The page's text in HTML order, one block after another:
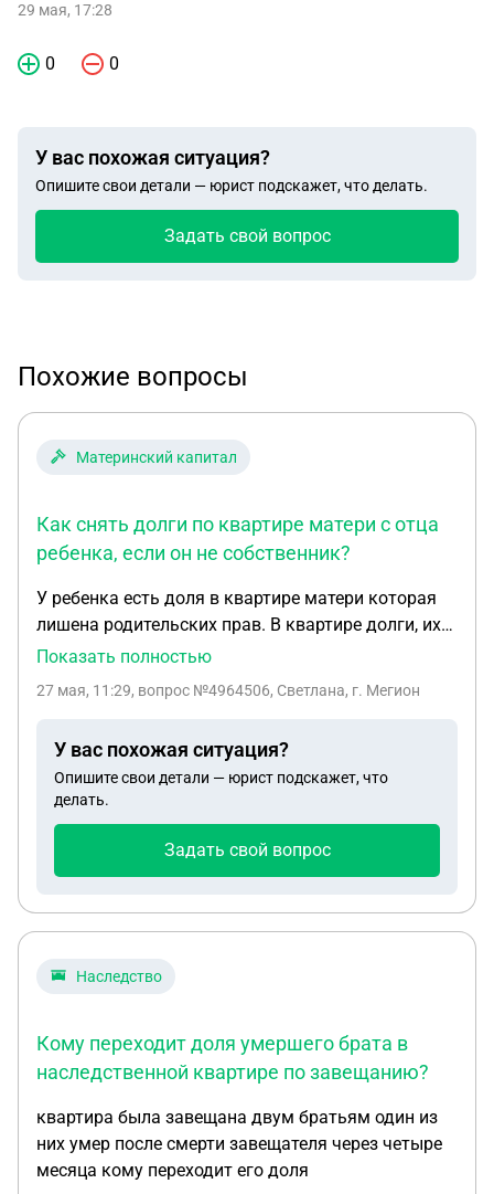
29 мая, 17:28
0 0
У вас похожая ситуация?
Опишите свои детали — юрист подскажет, что делать.
Задать свой вопрос
Похожие вопросы
Материнский капитал
Как снять долги по квартире матери с отца
ребенка, если он не собственник?
У ребенка есть доля в квартире матери которая
лишена родительских прав. В квартире долги, их
вешают на отца ребенка, который в браке не
ее, как снять долги за ребёнка с отца?
Показать полностью
27 мая, 11:29, вопрос №4964506, Светлана, г. Мегион
У вас похожая ситуация?
Опишите свои детали — юрист подскажет, что
делать.
Задать свой вопрос
Наследство
Кому переходит доля умершего брата в
наследственной квартире по завещанию?
квартира была завещана двум братьям один из
них умер после смерти завещателя через четыре
месяца кому переходит его доля